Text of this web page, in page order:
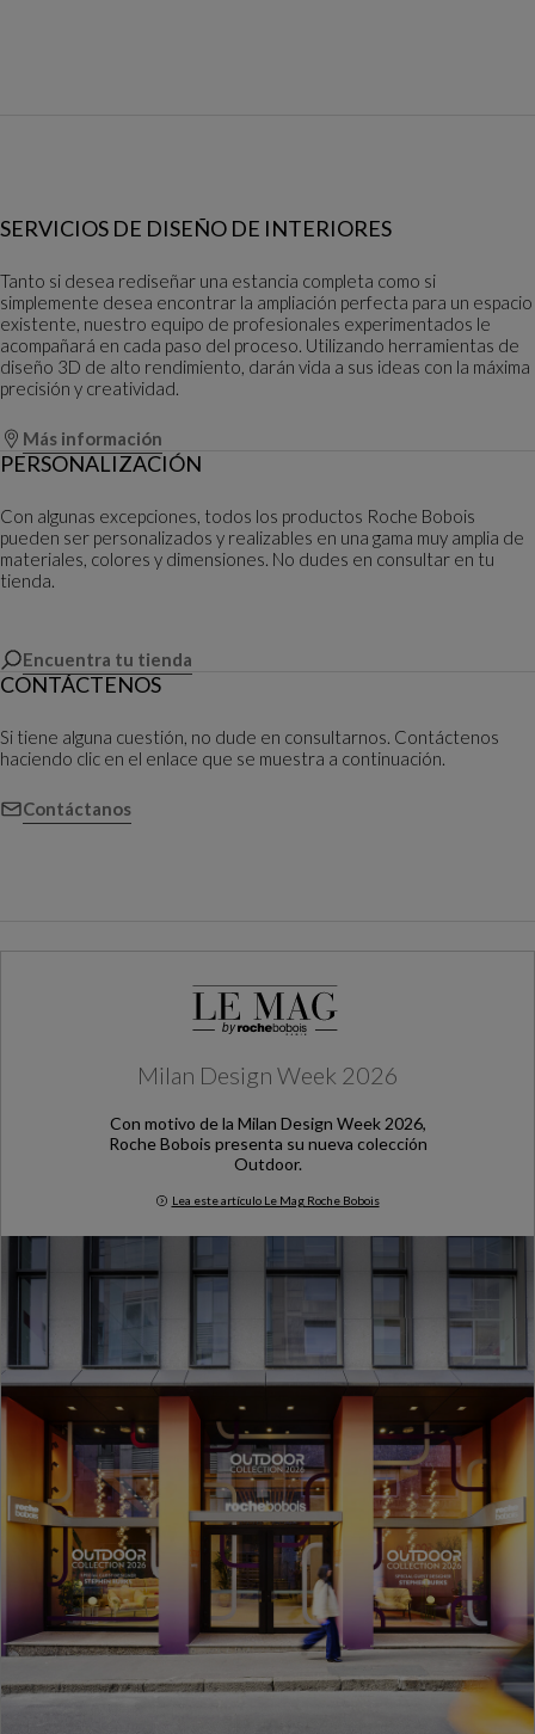
SERVICIOS DE DISEÑO DE INTERIORES
Tanto si desea rediseñar una estancia completa como si
simplemente desea encontrar la ampliación perfecta para un espacio
existente, nuestro equipo de profesionales experimentados le
acompañará en cada paso del proceso. Utilizando herramientas de
diseño 3D de alto rendimiento, darán vida a sus ideas con la máxima
precisión y creatividad.
Más información
PERSONALIZACIÓN
Con algunas excepciones, todos los productos Roche Bobois
pueden ser personalizados y realizables en una gama muy amplia de
materiales, colores y dimensiones. No dudes en consultar en tu
tienda.
Encuentra tu tienda
CONTÁCTENOS
Si tiene alguna cuestión, no dude en consultarnos. Contáctenos
haciendo clic en el enlace que se muestra a continuación.
Contáctanos
Milan Design Week 2026
Con motivo de la Milan Design Week 2026,
Roche Bobois presenta su nueva colección
Outdoor.
Lea este artículo Le Mag Roche Bobois
Milan Design Week 2026